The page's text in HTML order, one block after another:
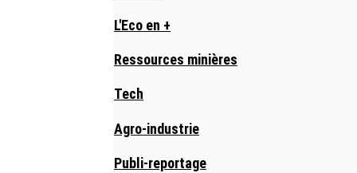
L'Eco en +
Ressources minières
Tech
Agro-industrie
Publi-reportage